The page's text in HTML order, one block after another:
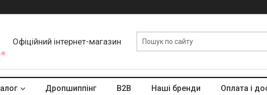
Офіційний інтернет-магазин
Дропшиппінг B2B Наші бренди Оплата і